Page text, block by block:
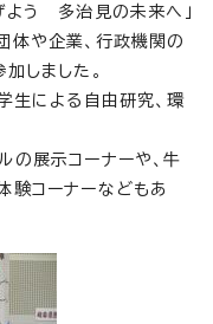
う 多治見の未来へ」
や企業、行政機関の
しました。
生による自由研究、環
の展示コーナーや、牛
験コーナーなどもあ